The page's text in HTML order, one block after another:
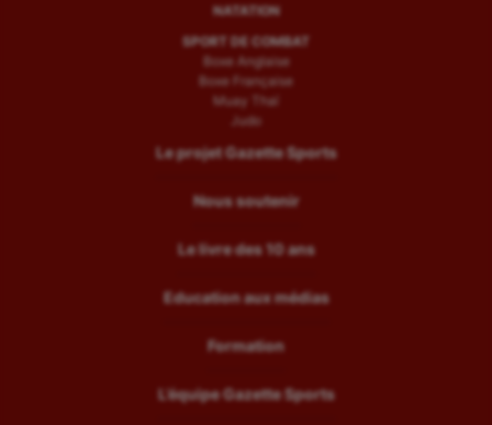
NATATION
SPORT DE COMBAT
Boxe Anglaise
Boxe Française
Muay Thaï
Judo
Le projet Gazette Sports
Nous soutenir
Le livre des 10 ans
Education aux médias
Formation
L’équipe Gazette Sports